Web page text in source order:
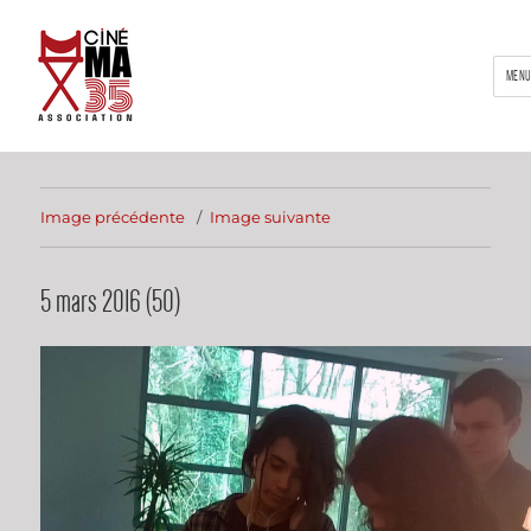
Image précédente Image suivante
5 mars 2016 (50)